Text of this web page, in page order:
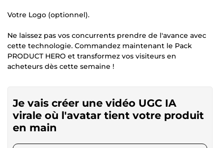
Votre Logo (optionnel).
Ne laissez pas vos concurrents prendre de l'avance avec
cette technologie. Commandez maintenant le Pack
PRODUCT HERO et transformez vos visiteurs en
acheteurs dès cette semaine !
Je vais créer une vidéo UGC IA
virale où l'avatar tient votre produit
en main